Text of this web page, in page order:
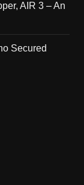
AIR 3 – An
Secured